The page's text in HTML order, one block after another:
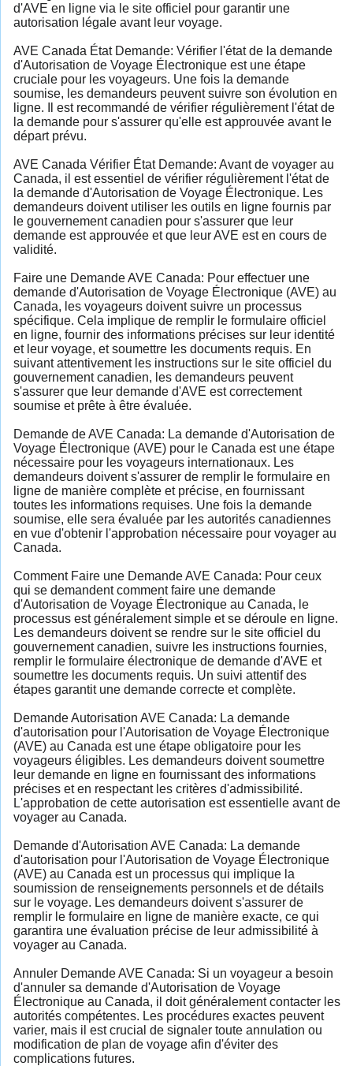
d'AVE en ligne via le site officiel pour garantir une
autorisation légale avant leur voyage.
AVE Canada État Demande: Vérifier l'état de la demande
d'Autorisation de Voyage Électronique est une étape
cruciale pour les voyageurs. Une fois la demande
soumise, les demandeurs peuvent suivre son évolution en
ligne. Il est recommandé de vérifier régulièrement l'état de
la demande pour s'assurer qu'elle est approuvée avant le
départ prévu.
AVE Canada Vérifier État Demande: Avant de voyager au
Canada, il est essentiel de vérifier régulièrement l'état de
la demande d'Autorisation de Voyage Électronique. Les
demandeurs doivent utiliser les outils en ligne fournis par
le gouvernement canadien pour s'assurer que leur
demande est approuvée et que leur AVE est en cours de
validité.
Faire une Demande AVE Canada: Pour effectuer une
demande d'Autorisation de Voyage Électronique (AVE) au
Canada, les voyageurs doivent suivre un processus
spécifique. Cela implique de remplir le formulaire officiel
en ligne, fournir des informations précises sur leur identité
et leur voyage, et soumettre les documents requis. En
suivant attentivement les instructions sur le site officiel du
gouvernement canadien, les demandeurs peuvent
s'assurer que leur demande d'AVE est correctement
soumise et prête à être évaluée.
Demande de AVE Canada: La demande d'Autorisation de
Voyage Électronique (AVE) pour le Canada est une étape
nécessaire pour les voyageurs internationaux. Les
demandeurs doivent s'assurer de remplir le formulaire en
ligne de manière complète et précise, en fournissant
toutes les informations requises. Une fois la demande
soumise, elle sera évaluée par les autorités canadiennes
en vue d'obtenir l'approbation nécessaire pour voyager au
Canada.
Comment Faire une Demande AVE Canada: Pour ceux
qui se demandent comment faire une demande
d'Autorisation de Voyage Électronique au Canada, le
processus est généralement simple et se déroule en ligne.
Les demandeurs doivent se rendre sur le site officiel du
gouvernement canadien, suivre les instructions fournies,
remplir le formulaire électronique de demande d'AVE et
soumettre les documents requis. Un suivi attentif des
étapes garantit une demande correcte et complète.
Demande Autorisation AVE Canada: La demande
d'autorisation pour l'Autorisation de Voyage Électronique
(AVE) au Canada est une étape obligatoire pour les
voyageurs éligibles. Les demandeurs doivent soumettre
leur demande en ligne en fournissant des informations
précises et en respectant les critères d'admissibilité.
L'approbation de cette autorisation est essentielle avant de
voyager au Canada.
Demande d'Autorisation AVE Canada: La demande
d'autorisation pour l'Autorisation de Voyage Électronique
(AVE) au Canada est un processus qui implique la
soumission de renseignements personnels et de détails
sur le voyage. Les demandeurs doivent s'assurer de
remplir le formulaire en ligne de manière exacte, ce qui
garantira une évaluation précise de leur admissibilité à
voyager au Canada.
Annuler Demande AVE Canada: Si un voyageur a besoin
d'annuler sa demande d'Autorisation de Voyage
Électronique au Canada, il doit généralement contacter les
autorités compétentes. Les procédures exactes peuvent
varier, mais il est crucial de signaler toute annulation ou
modification de plan de voyage afin d'éviter des
complications futures.